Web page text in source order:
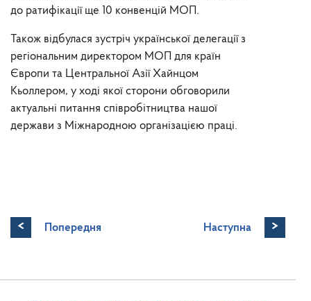
до ратифікації ще 10 конвенцій МОП.
Також відбулася зустріч української делегації з
регіональним директором МОП для країн
Європи та Центральної Азії Хайнцом
Кьоллером, у ході якої сторони обговорили
актуальні питання співробітництва нашої
держави з Міжнародною організацією праці.
< Попередня Наступна >